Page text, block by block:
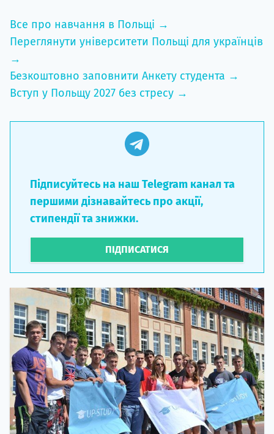
Все про навчання в Польщі →
Переглянути університети Польщі для українців
→
Безкоштовно заповнити Анкету студента →
Вступ у Польщу 2027 без стресу →
Підписуйтесь на наш Telegram канал та
першими дізнавайтесь про акції,
стипендії та знижки.
ПІДПИСАТИСЯ